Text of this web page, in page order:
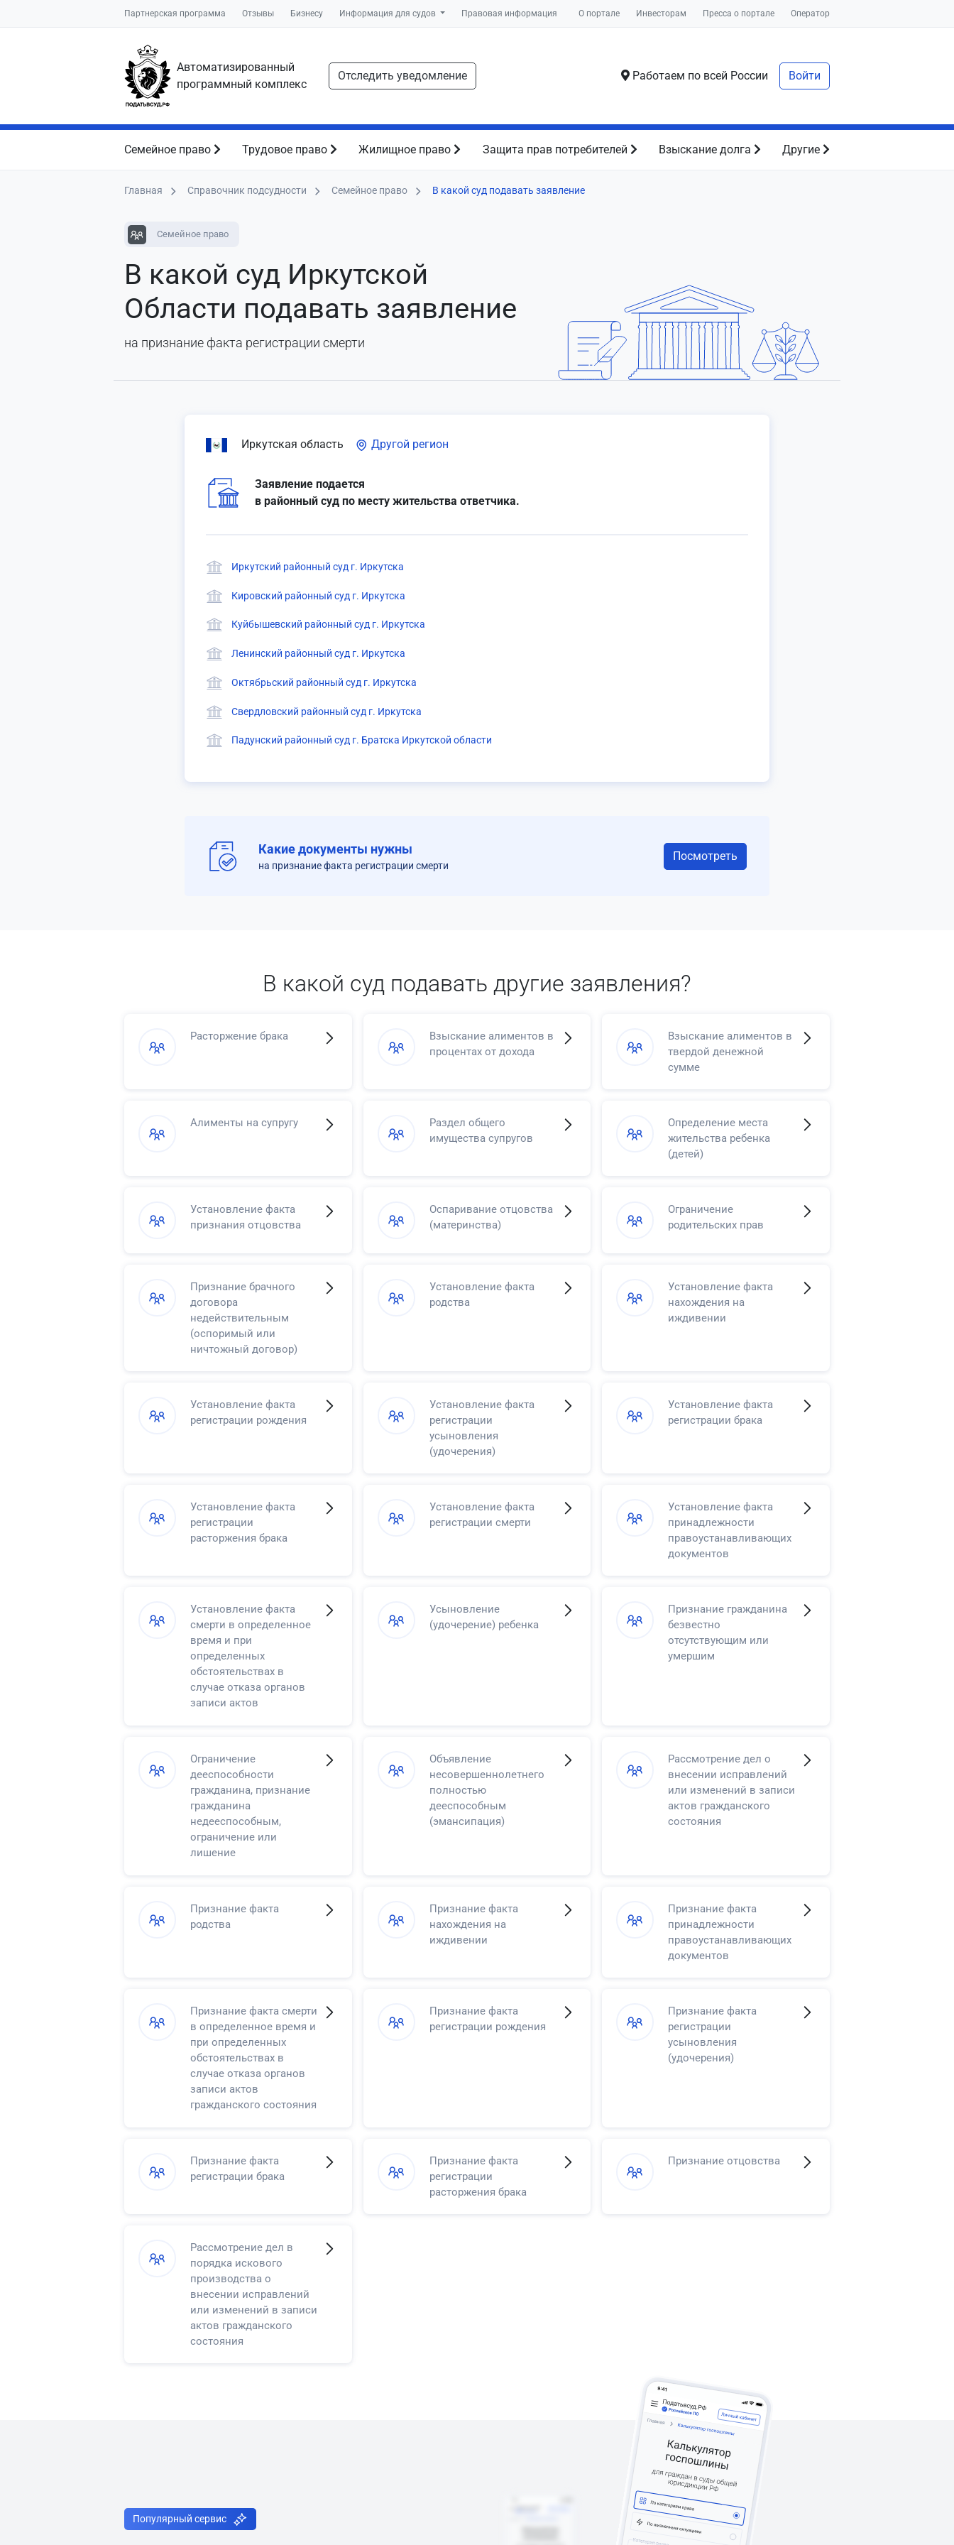
Партнерская программа Отзывы Бизнесу Информация для судов Правовая информация О портале Инвесторам Пресса о портале Оператор
Автоматизированный
программный комплекс
Отследить уведомление Работаем по всей России Войти
Семейное право Трудовое право Жилищное право Защита прав потребителей Взыскание долга Другие
Главная Справочник подсудности Семейное право В какой суд подавать заявление
Семейное право
В какой суд Иркутской
Области подавать заявление
на признание факта регистрации смерти
Иркутская область Другой регион
Заявление подается
в районный суд по месту жительства ответчика.
Иркутский районный суд г. Иркутска
Кировский районный суд г. Иркутска
Куйбышевский районный суд г. Иркутска
Ленинский районный суд г. Иркутска
Октябрьский районный суд г. Иркутска
Свердловский районный суд г. Иркутска
Падунский районный суд г. Братска Иркутской области
Какие документы нужны
на признание факта регистрации смерти
Посмотреть
В какой суд подавать другие заявления?
Расторжение брака
Взыскание алиментов в
процентах от дохода
Взыскание алиментов в
твердой денежной
сумме
Алименты на супругу
Раздел общего
имущества супругов
Определение места
жительства ребенка
(детей)
Установление факта
признания отцовства
Оспаривание отцовства
(материнства)
Ограничение
родительских прав
Признание брачного
договора
недействительным
(оспоримый или
ничтожный договор)
Установление факта
родства
Установление факта
нахождения на
иждивении
Установление факта
регистрации рождения
Установление факта
регистрации
усыновления
(удочерения)
Установление факта
регистрации брака
Установление факта
регистрации
расторжения брака
Установление факта
регистрации смерти
Установление факта
принадлежности
правоустанавливающих
документов
Установление факта
смерти в определенное
время и при
определенных
обстоятельствах в
случае отказа органов
записи актов
Усыновление
(удочерение) ребенка
Признание гражданина
безвестно
отсутствующим или
умершим
Ограничение
дееспособности
гражданина, признание
гражданина
недееспособным,
ограничение или
лишение
восемнадцати лет права
самостоятельно
Объявление
несовершеннолетнего
полностью
дееспособным
(эмансипация)
Рассмотрение дел о
внесении исправлений
или изменений в записи
актов гражданского
состояния
Признание факта
родства
Признание факта
нахождения на
иждивении
Признание факта
принадлежности
правоустанавливающих
документов
Признание факта смерти
в определенное время и
при определенных
обстоятельствах в
случае отказа органов
записи актов
гражданского состояния
Признание факта
регистрации рождения
Признание факта
регистрации
усыновления
(удочерения)
Признание факта
регистрации брака
Признание факта
регистрации
расторжения брака
Признание отцовства
Рассмотрение дел в
порядка искового
производства о
внесении исправлений
или изменений в записи
актов гражданского
состояния
Популярный сервис